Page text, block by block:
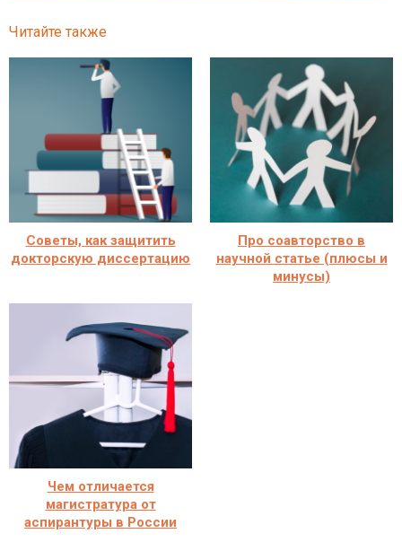
Читайте также
Советы, как защитить
докторскую диссертацию
Про соавторство в
научной статье (плюсы и
минусы)
Чем отличается
магистратура от
аспирантуры в России